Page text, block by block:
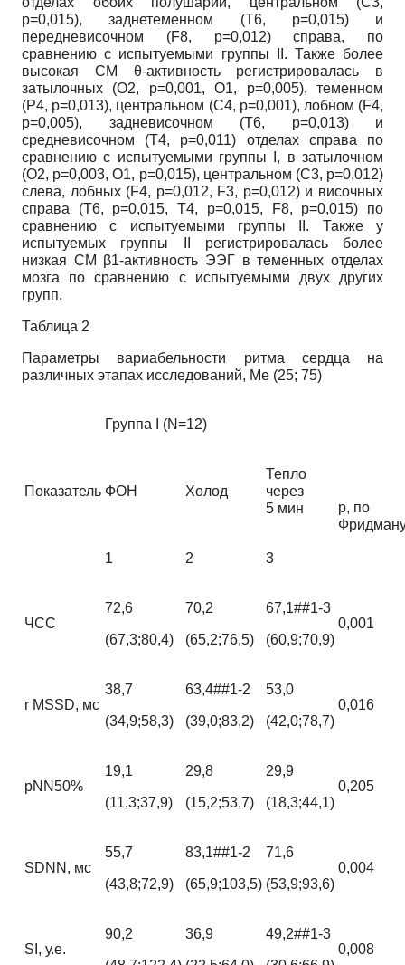
р=0,015), заднетеменном (Т6, р=0,015) и
передневисочном (F8, р=0,012) справа, по
сравнению с испытуемыми группы II. Также более
высокая СМ θ-активность регистрировалась в
затылочных (O2, р=0,001, O1, р=0,005), теменном
(P4, р=0,013), центральном (C4, р=0,001), лобном (F4,
р=0,005), задневисочном (T6, р=0,013) и
средневисочном (T4, р=0,011) отделах справа по
сравнению с испытуемыми группы I, в затылочном
(O2, р=0,003, O1, р=0,015), центральном (C3, р=0,012)
слева, лобных (F4, р=0,012, F3, р=0,012) и височных
справа (T6, р=0,015, T4, р=0,015, F8, р=0,015) по
сравнению с испытуемыми группы II. Также у
испытуемых группы II регистрировалась более
низкая СМ β1-активность ЭЭГ в теменных отделах
мозга по сравнению с испытуемыми двух других
групп.
Таблица 2
Параметры вариабельности ритма сердца на
различных этапах исследований, Ме (25; 75)
Показатель
Группа I (N=12)
ФОН Холод
Тепло
через
5 мин
р, по
1 2 3
ЧСС
72,6
(67,3;80,4)
70,2
(65,2;76,5)
67,1##1-3
(60,9;70,9)
0,001
r MSSD, мс
38,7
(34,9;58,3)
63,4##1-2
(39,0;83,2)
53,0
(42,0;78,7)
0,016
рNN50%
19,1
(11,3;37,9)
29,8
(15,2;53,7)
29,9
(18,3;44,1)
0,205
SDNN, мс
55,7
(43,8;72,9)
83,1##1-2
(65,9;103,5)
71,6
(53,9;93,6)
0,004
SI, у.е.
90,2 36,9 49,2##1-3
0,008